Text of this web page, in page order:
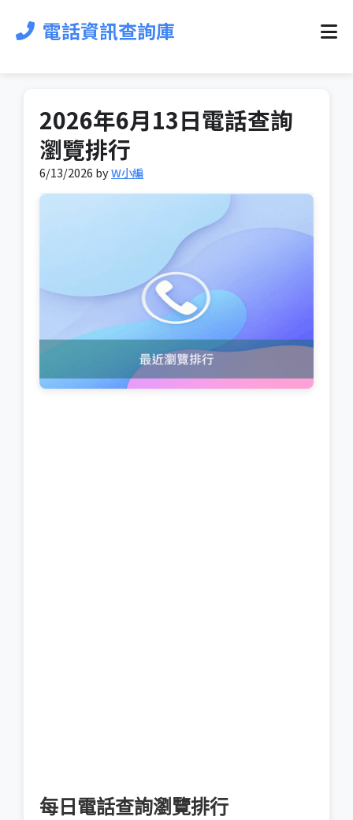
電話資訊查詢庫
2026年6月13日電話查詢
瀏覽排行
6/13/2026 byW小編
每日電話查詢瀏覽排行